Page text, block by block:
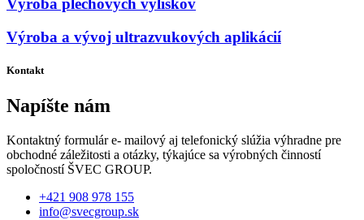
Výroba plechových výliskov
Výroba a vývoj ultrazvukových aplikácií
Kontakt
Napíšte nám
Kontaktný formulár e- mailový aj telefonický slúžia výhradne pre
obchodné záležitosti a otázky, týkajúce sa výrobných činností
spoločností ŠVEC GROUP.
+421 908 978 155
info@svecgroup.sk